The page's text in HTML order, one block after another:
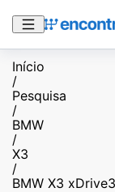
Início
/
Pesquisa
/
BMW
/
X3
/
BMW X3